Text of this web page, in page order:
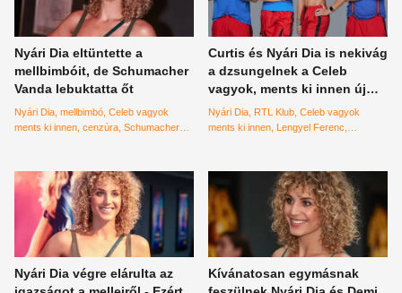
Nyári Dia eltüntette a
mellbimbóit, de Schumacher
Vanda lebuktatta őt
Nyári Dia mellbimbó Celeb vagyok
ments ki innen cenzúra Schumacher
Curtis és Nyári Dia is nekivág
a dzsungelnek a Celeb
vagyok, ments ki innen új
évadában
Nyári Dia RTL Klub Celeb vagyok
ments ki innen Lengyel Ferenc
Nyári Dia végre elárulta az
Kívánatosan egymásnak